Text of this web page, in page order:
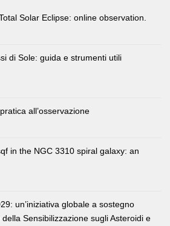
Solar Eclipse: online observation.
di Sole: guida e strumenti utili
all’osservazione
in the NGC 3310 spiral galaxy: an
un’iniziativa globale a sostegno
Sensibilizzazione sugli Asteroidi e